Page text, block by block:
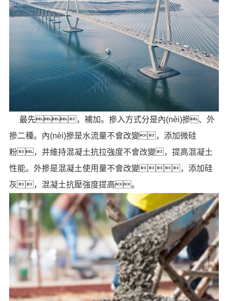
最先，補加。摻入方式分是內(nèi)摻、外
摻二種。內(nèi)摻是水流量不會改變，添加微硅
粉，并維持混凝土抗拉強度不會改變，提高混凝土
性能。外摻是混凝土使用量不會改變，添加硅
灰，混凝土抗壓強度提高。